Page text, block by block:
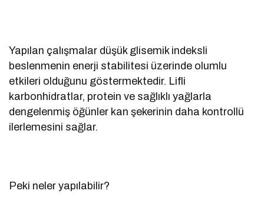
Yapılan çalışmalar düşük glisemik indeksli
beslenmenin enerji stabilitesi üzerinde olumlu
etkileri olduğunu göstermektedir. Lifli
karbonhidratlar, protein ve sağlıklı yağlarla
dengelenmiş öğünler kan şekerinin daha kontrollü
ilerlemesini sağlar.
Peki neler yapılabilir?